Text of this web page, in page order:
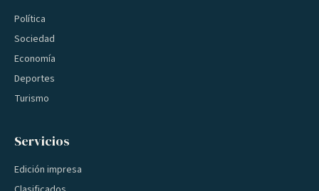
Política
Sociedad
Economía
Deportes
Turismo
Servicios
Edición impresa